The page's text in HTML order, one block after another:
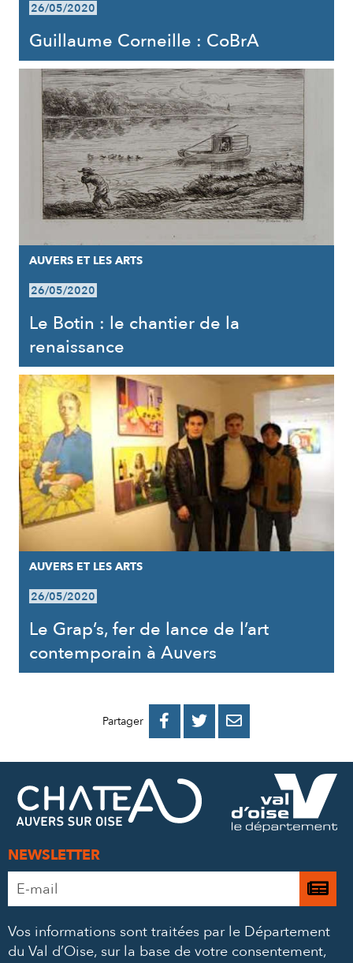
26/05/2020
Guillaume Corneille : CoBrA
AUVERS ET LES ARTS
26/05/2020
Le Botin : le chantier de la
renaissance
AUVERS ET LES ARTS
26/05/2020
Le Grap’s, fer de lance de l’art
contemporain à Auvers
Partager 
PARTAGER
FACEBOOK
PARTAGER
PARTAGER
MAIL
NEWSLETTER
Adresse
e-
*
Je
à
Vos informations sont traitées par le Département
du Val d’Oise, sur la base de votre consentement,